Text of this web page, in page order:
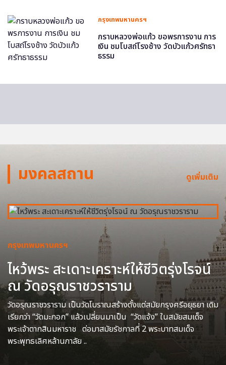
กรุงเทพมหานครฯ
กราบหลวงพ่อแก้ว ขอพรการงาน การ
เงิน ชมโบสถ์โรงช้าง วัดบัวแก้วศรัทธา
ธรรม
มงคลสถาน ดูเพิ่มเติม
กรุงเทพมหานครฯ
ไหว้พระ สะเดาะเคราะห์ให้ชีวิตรุ่งโรจน์
ณ วัดอรุณราชวราราม
วัดอรุณราชวราราม เป็นวัดโบราณสร้างตั้งแต่สมัยกรุงศรีอยุธยา เดิม
เรียกว่า “วัดมะกอก” แล้วเปลี่ยนมาเป็น “วัดแจ้ง” ในสมัยสมเด็จ
พระเจ้าตากสินมหาราช ต่อมาสมัยรัชกาลที่ 2 พระบาทสมเด็จ
พระพุทธเลิศหล้านภาลัย ..